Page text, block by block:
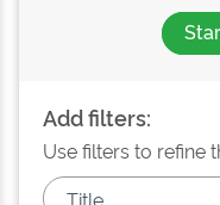
Add filters:
Use filters to refine